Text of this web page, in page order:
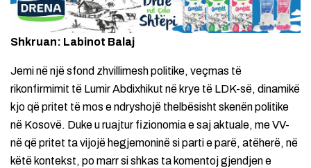
Shkruan: Labinot Balaj
Jemi në një sfond zhvillimesh politike, veçmas të
rikonfirmimit të Lumir Abdixhikut në krye të LDK-së, dinamikë
kjo që pritet të mos e ndryshojë thelbësisht skenën politike
në Kosovë. Duke u ruajtur fizionomia e saj aktuale, me VV-
në që pritet ta vijojë hegjemoninë si parti e parë, atëherë, në
këtë kontekst, po marr si shkas ta komentoj gjendjen e